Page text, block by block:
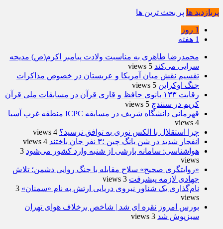
پربازدید ها پر بحث ترین ها
1 روز
1 هفته
محمدرضا طاهری به مناسبت ولادت پیامبر اکرم(ص) مدیحه
سرایی می‌کند 5 views
تقسیم نقش میان آمریکا و عربستان در خصوص مذاکرات
جنگ اوکراین 5 views
رقابت ۱۳۳ بانوی حافظ و قاری قرآن در مسابقات ملی قرآن
کریم در سنندج 5 views
قهرمانی دانشگاه شریف در مسابقه ICPC منطقه غرب آسیا
4 views
چرا استقلال با الکس نوری به توافق نرسید؟ 4 views
انفجار شدید در شن یانگ چین ؛۳ نفر جان باختند
4 views
هواشناسی: سامانه بارشی از شنبه وارد کشور می‌شود 3
views
«روایتگری صحیح» سلاح مقابله با جنگ روایی دشمن؛ تلاش
جهادی لازمه پیشرفت 3 views
نام‌گذاری یک شناور نیروی دریایی ارتش به نام «سمنان» 3
views
بورس امروز نقره ای شد | شاخص برخلاف هوای تهران
سبزپوش شد 3 views